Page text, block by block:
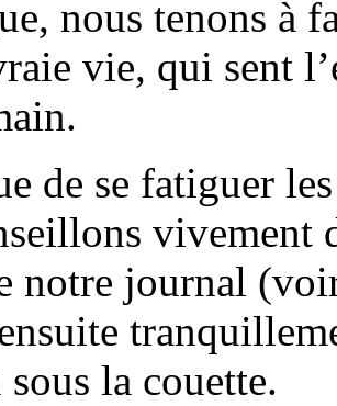
nous tenons à
vie, qui sent
de se fatiguer
vivement
notre journal
la couette.